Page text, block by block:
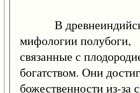
В
мифологии полубоги,
связанные с
богатством. Они
божественности из-за